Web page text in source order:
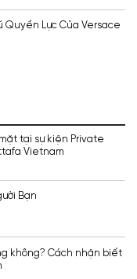
Quyền Lực Của Versace
tại sự kiện Private
Vietnam
Bạn
không? Cách nhận biết